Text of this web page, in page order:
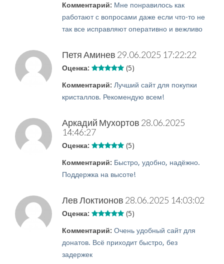
Комментарий: Мне понравилось как
работают с вопросами даже если что-то не
так все исправляют оперативно и вежливо
Петя Аминев 29.06.2025 17:22:22
Оценка: (5)
Комментарий: Лучший сайт для покупки
кристаллов. Рекомендую всем!
Аркадий Мухортов 28.06.2025
14:46:27
Оценка: (5)
Комментарий: Быстро, удобно, надёжно.
Поддержка на высоте!
Лев Локтионов 28.06.2025 14:03:02
Оценка: (5)
Комментарий: Очень удобный сайт для
донатов. Всё приходит быстро, без
задержек